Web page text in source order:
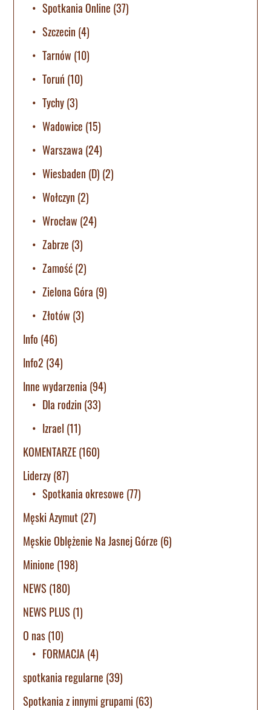
Spotkania Online (37)
Szczecin (4)
Tarnów (10)
Toruń (10)
Tychy(3)
Wadowice (15)
Warszawa (24)
Wiesbaden (D) (2)
Wołczyn (2)
Wrocław (24)
Zabrze (3)
Zamość(2)
Zielona Góra (9)
Złotów (3)
Info (46)
Info2 (34)
Inne wydarzenia (94)
Dla rodzin (33)
Izrael (11)
KOMENTARZE(160)
Liderzy(87)
Spotkania okresowe (77)
Męski Azymut (27)
Męskie Oblężenie Na Jasnej Górze (6)
Minione (198)
NEWS (180)
NEWS PLUS (1)
O nas(10)
FORMACJA(4)
spotkania regularne (39)
Spotkania z innymi grupami (63)